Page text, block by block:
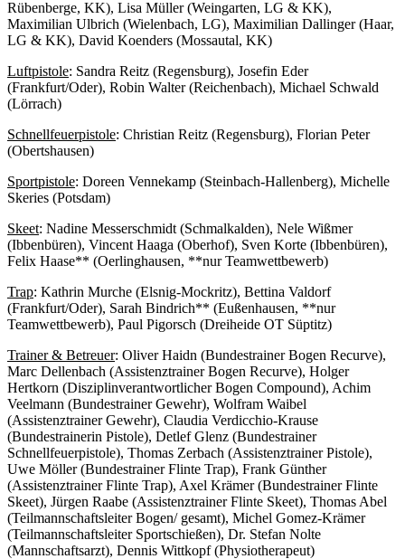
Rübenberge, KK), Lisa Müller (Weingarten, LG & KK),
Maximilian Ulbrich (Wielenbach, LG), Maximilian Dallinger (Haar,
LG & KK), David Koenders (Mossautal, KK)
Luftpistole: Sandra Reitz (Regensburg), Josefin Eder
(Frankfurt/Oder), Robin Walter (Reichenbach), Michael Schwald
(Lörrach)
Schnellfeuerpistole: Christian Reitz (Regensburg), Florian Peter
(Obertshausen)
Sportpistole: Doreen Vennekamp (Steinbach-Hallenberg), Michelle
Skeries (Potsdam)
Skeet: Nadine Messerschmidt (Schmalkalden), Nele Wißmer
(Ibbenbüren), Vincent Haaga (Oberhof), Sven Korte (Ibbenbüren),
Felix Haase** (Oerlinghausen, **nur Teamwettbewerb)
Trap: Kathrin Murche (Elsnig-Mockritz), Bettina Valdorf
(Frankfurt/Oder), Sarah Bindrich** (Eußenhausen, **nur
Teamwettbewerb), Paul Pigorsch (Dreiheide OT Süptitz)
Trainer & Betreuer: Oliver Haidn (Bundestrainer Bogen Recurve),
Marc Dellenbach (Assistenztrainer Bogen Recurve), Holger
Hertkorn (Disziplinverantwortlicher Bogen Compound), Achim
Veelmann (Bundestrainer Gewehr), Wolfram Waibel
(Assistenztrainer Gewehr), Claudia Verdicchio-Krause
(Bundestrainerin Pistole), Detlef Glenz (Bundestrainer
Schnellfeuerpistole), Thomas Zerbach (Assistenztrainer Pistole),
Uwe Möller (Bundestrainer Flinte Trap), Frank Günther
(Assistenztrainer Flinte Trap), Axel Krämer (Bundestrainer Flinte
Skeet), Jürgen Raabe (Assistenztrainer Flinte Skeet), Thomas Abel
(Teilmannschaftsleiter Bogen/ gesamt), Michel Gomez-Krämer
(Teilmannschaftsleiter Sportschießen), Dr. Stefan Nolte
(Mannschaftsarzt), Dennis Wittkopf (Physiotherapeut)